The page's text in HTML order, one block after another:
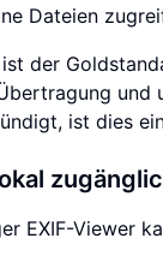
Dateien
der
ist dies
EXIF-Viewer